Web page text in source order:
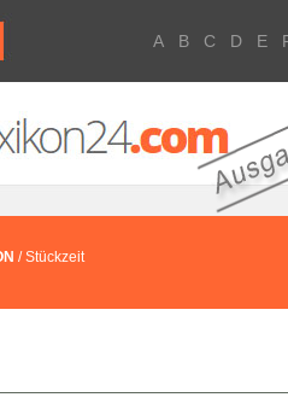
A B C D E
/ Stückzeit